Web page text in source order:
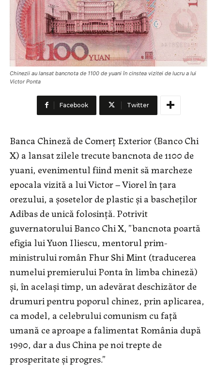
Chinezii au lansat bancnota de 1100 de yuani în cinstea vizitei de lucru a lui
Victor Ponta
Facebook Twitter
Banca Chineză de Comerţ Exterior (Banco Chi
X) a lansat zilele trecute bancnota de 1100 de
yuani, evenimentul fiind menit să marcheze
epocala vizită a lui Victor – Viorel în ţara
orezului, a şosetelor de plastic şi a bascheţilor
Adibas de unică folosinţă. Potrivit
guvernatorului Banco Chi X, ”bancnota poartă
efigia lui Yuon Iliescu, mentorul prim-
ministrului român Fhur Shi Mint (traducerea
numelui premierului Ponta în limba chineză)
şi, în acelaşi timp, un adevărat deschizător de
drumuri pentru poporul chinez, prin aplicarea,
ca model, a celebrului comunism cu faţă
umană ce aproape a falimentat România după
1990, dar a dus China pe noi trepte de
prosperitate şi progres.”